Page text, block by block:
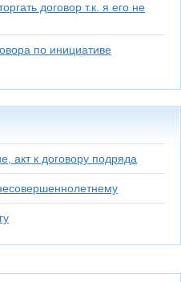
договор т.к. я его не
по инициативе
акт к договору подряда